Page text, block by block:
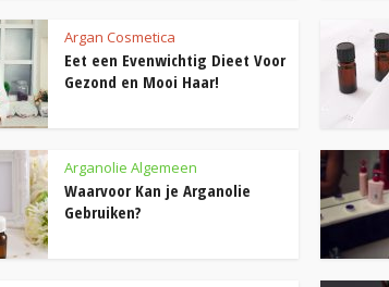
Argan Cosmetica
Eet een Evenwichtig Dieet Voor
Gezond en Mooi Haar!
Arganolie Algemeen
Waarvoor Kan je Arganolie
Gebruiken?